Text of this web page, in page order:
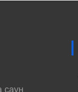
саун